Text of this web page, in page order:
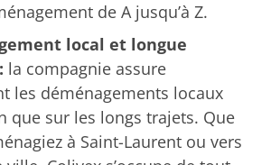
de A jusqu’à Z.
local et longue
la compagnie assure
les déménagements locaux
que sur les longs trajets. Que
à Saint-Laurent ou vers